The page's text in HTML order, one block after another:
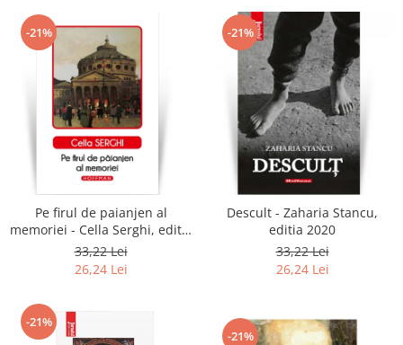
-21%
Pe firul de paianjen al
memoriei - Cella Serghi, editia
2020
33,22 Lei
26,24 Lei
-21%
Descult - Zaharia Stancu,
editia 2020
33,22 Lei
26,24 Lei
-21%
-21%